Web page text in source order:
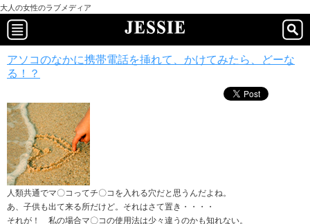
大人の女性のラブメディア
アソコのなかに携帯電話を挿れて、かけてみたら、どーな
る！？
人類共通でマ〇コってチ〇コを入れる穴だと思うんだよね。
あ、子供も出て来る所だけど。それはさて置き・・・・
それが！ 私の場合マ〇コの使用法は少々違うのかも知れない。